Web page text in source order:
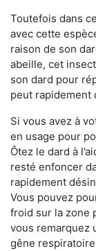
Toutefois dans
avec cette
raison de son
abeille, cet
son dard pour
peut rapidement
Si vous avez à
en usage pour
Ôtez le dard à
resté enfoncer
rapidement
Vous pouvez
froid sur la zone
vous remarquez
gêne